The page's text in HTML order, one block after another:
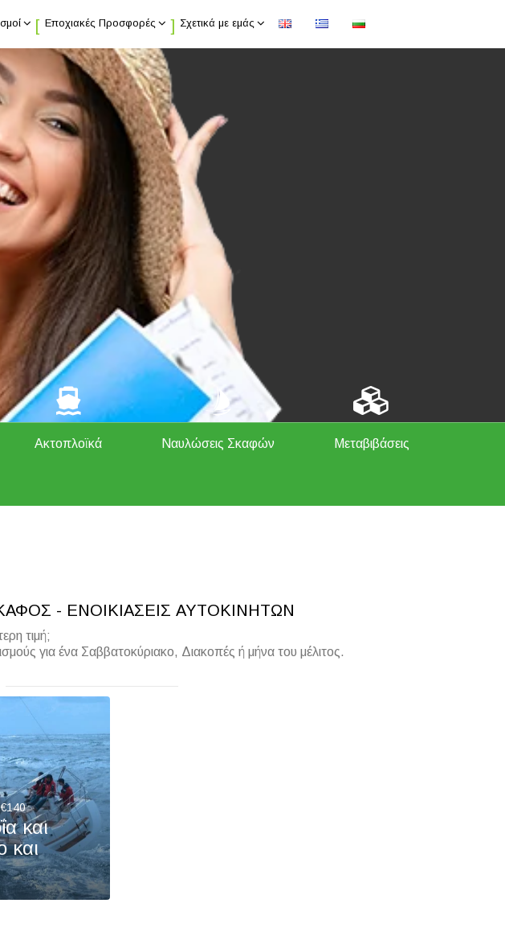
Εποχιακές Προσφορές Σχετικά με εμάς
Ακτοπλοϊκά Ναυλώσεις Σκαφών Μεταβιβάσεις
- ΕΝΟΙΚΙΑΣΕΙΣ ΑΥΤΟΚΙΝΗΤΩΝ
τιμή;
για ένα Σαββατοκύριακο, Διακοπές ή μήνα του μέλιτος.
και
και
κρουαζιέρα γύρω από το
νησί της Θάσου